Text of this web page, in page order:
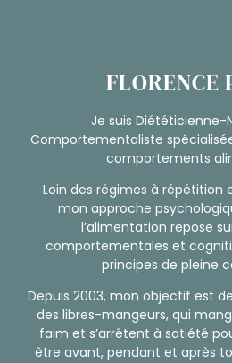
FLORENCE
Je suis Diététicienne-
Comportementaliste
comportements
Loin des régimes à répétition
mon approche
l’alimentation repose
comportementales et
principes de pleine
Depuis 2003, mon objectif est
des libres-mangeurs, qui
faim et s’arrêtent à satiété
être avant, pendant et après